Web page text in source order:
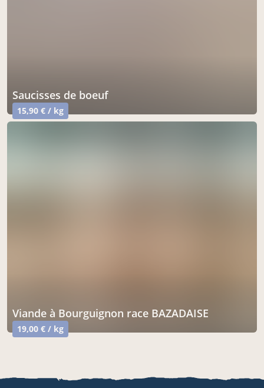
Saucisses de boeuf
15,90 € / kg
Viande à Bourguignon race BAZADAISE
19,00 € / kg